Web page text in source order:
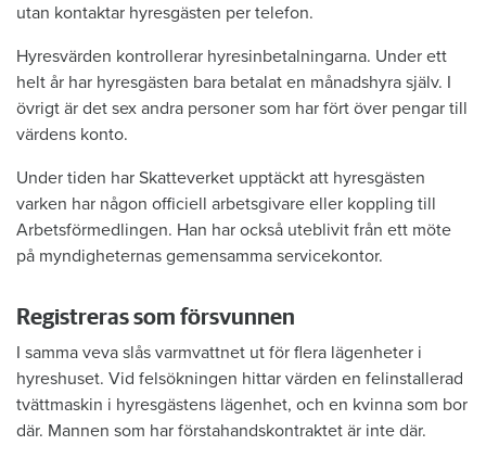
utan kontaktar hyresgästen per telefon.
Hyresvärden kontrollerar hyresinbetalningarna. Under ett
helt år har hyresgästen bara betalat en månadshyra själv. I
övrigt är det sex andra personer som har fört över pengar till
värdens konto.
Under tiden har Skatteverket upptäckt att hyresgästen
varken har någon officiell arbetsgivare eller koppling till
Arbetsförmedlingen. Han har också uteblivit från ett möte
på myndigheternas gemensamma servicekontor.
Registreras som försvunnen
I samma veva slås varmvattnet ut för flera lägenheter i
hyreshuset. Vid felsökningen hittar värden en felinstallerad
tvättmaskin i hyresgästens lägenhet, och en kvinna som bor
där. Mannen som har förstahandskontraktet är inte där.